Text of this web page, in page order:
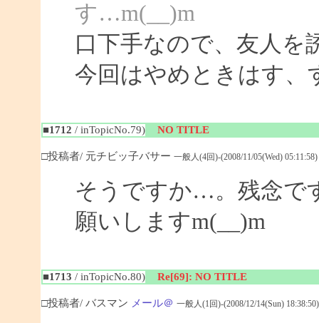
す…m(__)m
口下手なので、友人
今回はやめときはす、
■1712 / inTopicNo.79) NO TITLE
□投稿者/ 元チビッ子バサー 一般人(4回)-(2008/11/05(Wed) 05:11:58)
そうですか…。残念で
願いしますm(__)m
■1713 / inTopicNo.80) Re[69]: NO TITLE
□投稿者/ バスマン メール＠ 一般人(1回)-(2008/12/14(Sun) 18:38:50)